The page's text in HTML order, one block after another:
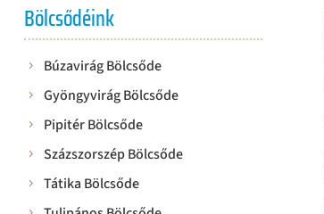
Bölcsődéink
Búzavirág Bölcsőde
Gyöngyvirág Bölcsőde
Pipitér Bölcsőde
Százszorszép Bölcsőde
Tátika Bölcsőde